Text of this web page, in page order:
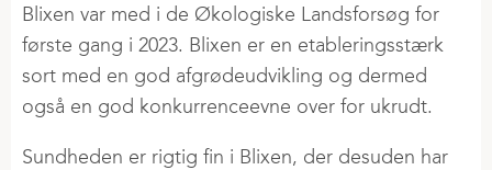
Blixen var med i de Økologiske Landsforsøg for
første gang i 2023. Blixen er en etableringsstærk
sort med en god afgrødeudvikling og dermed
også en god konkurrenceevne over for ukrudt.
Sundheden er rigtig fin i Blixen, der desuden har